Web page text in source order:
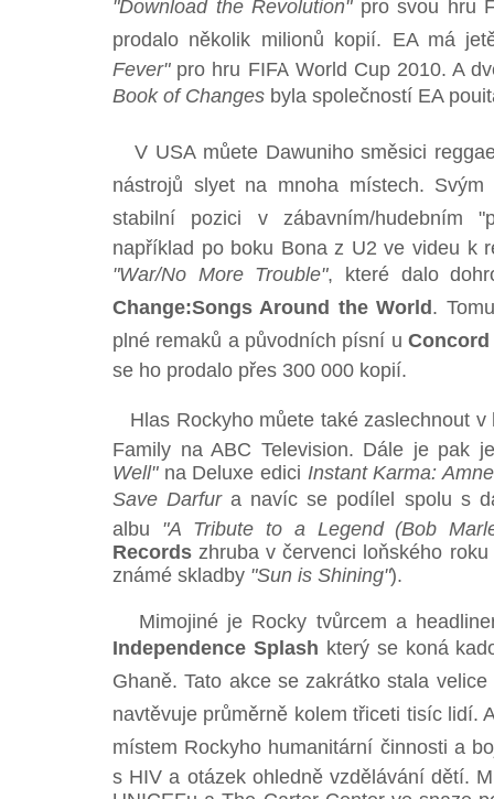
"Download the Revolution"pro svou hru
prodalo několik milionů kopií. EA má
Fever"pro hru FIFA World Cup 2010. A
Book of Changes byla společností EA
V USA můete Dawuniho směsici
nástrojů slyet na mnoha místech.
stabilní pozici v zábavním/hudebním
například po boku Bona z U2 ve videu k
"War/No More Trouble", které dalo
Change:Songs Around the World .
plné remaků a původních písní u
se ho prodalo přes 300 000 kopií.
Hlas Rockyho můete také zaslechnout
Family na ABC Television. Dále je pak
Well"na Deluxe edici Instant Karma:
Save Darfura navíc se podílel spolu s
albu "A Tribute to a Legend (Bob
Records zhruba v červenci loňského
známé skladby "Sun is Shining").
Mimojiné je Rocky tvůrcem a
Independence Splash který se koná
Ghaně. Tato akce se zakrátko stala velice
navtěvuje průměrně kolem třiceti tisíc lidí.
místem Rockyho humanitární činnosti a
s HIV a otázek ohledně vzdělávání dětí.